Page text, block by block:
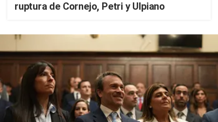
ruptura de Cornejo, Petri y Ulpiano